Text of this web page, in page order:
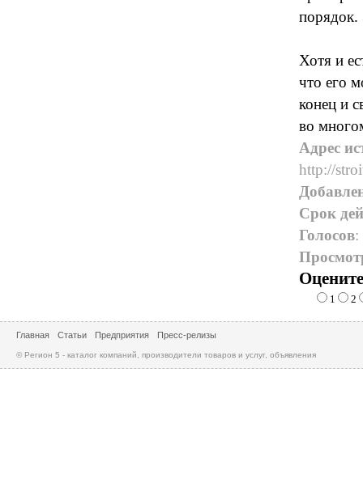
порядок.
Хотя и
что его
конец и
во
Адрес
http://
Срок
Голосов:
1 2
Главная Статьи Предприятия Пресс-релизы
© Регион 5 - каталог компаний, производители товаров и услуг, объявления